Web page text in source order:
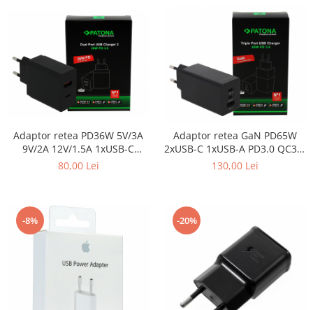
Adaptor retea PD36W 5V/3A
9V/2A 12V/1.5A 1xUSB-C
1xUSB-A PD3.0 QC3.0 Patona
80,00 Lei
Adaptor retea GaN PD65W
2xUSB-C 1xUSB-A PD3.0 QC3.0
Patona Premium
130,00 Lei
-8% -20%